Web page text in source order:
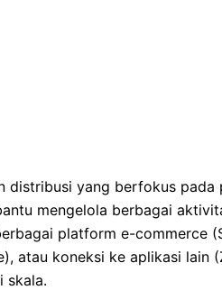
distribusi yang berfokus pada
mengelola berbagai
platform e-commerce
atau koneksi ke aplikasi lain
skala.